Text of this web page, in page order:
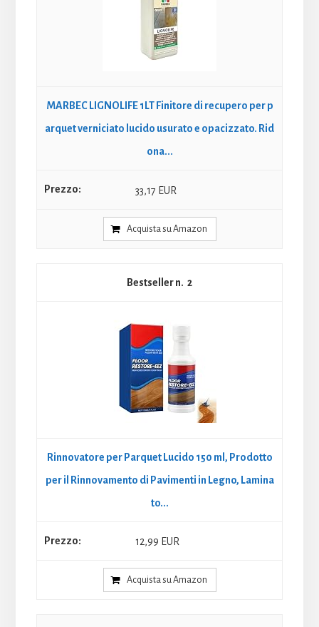
MARBEC LIGNOLIFE 1LT Finitore di recupero per p
arquet verniciato lucido usurato e opacizzato. Rid
ona...
33,17 EUR
Acquista su Amazon
2
Rinnovatore per Parquet Lucido 150 ml, Prodotto
per il Rinnovamento di Pavimenti in Legno, Lamina
to...
12,99 EUR
Acquista su Amazon